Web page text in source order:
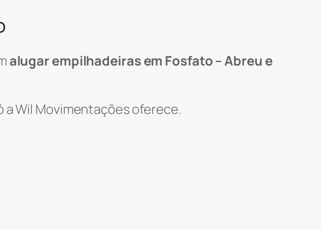
alugar empilhadeiras em Fosfato – Abreu e
a Wil Movimentações oferece.